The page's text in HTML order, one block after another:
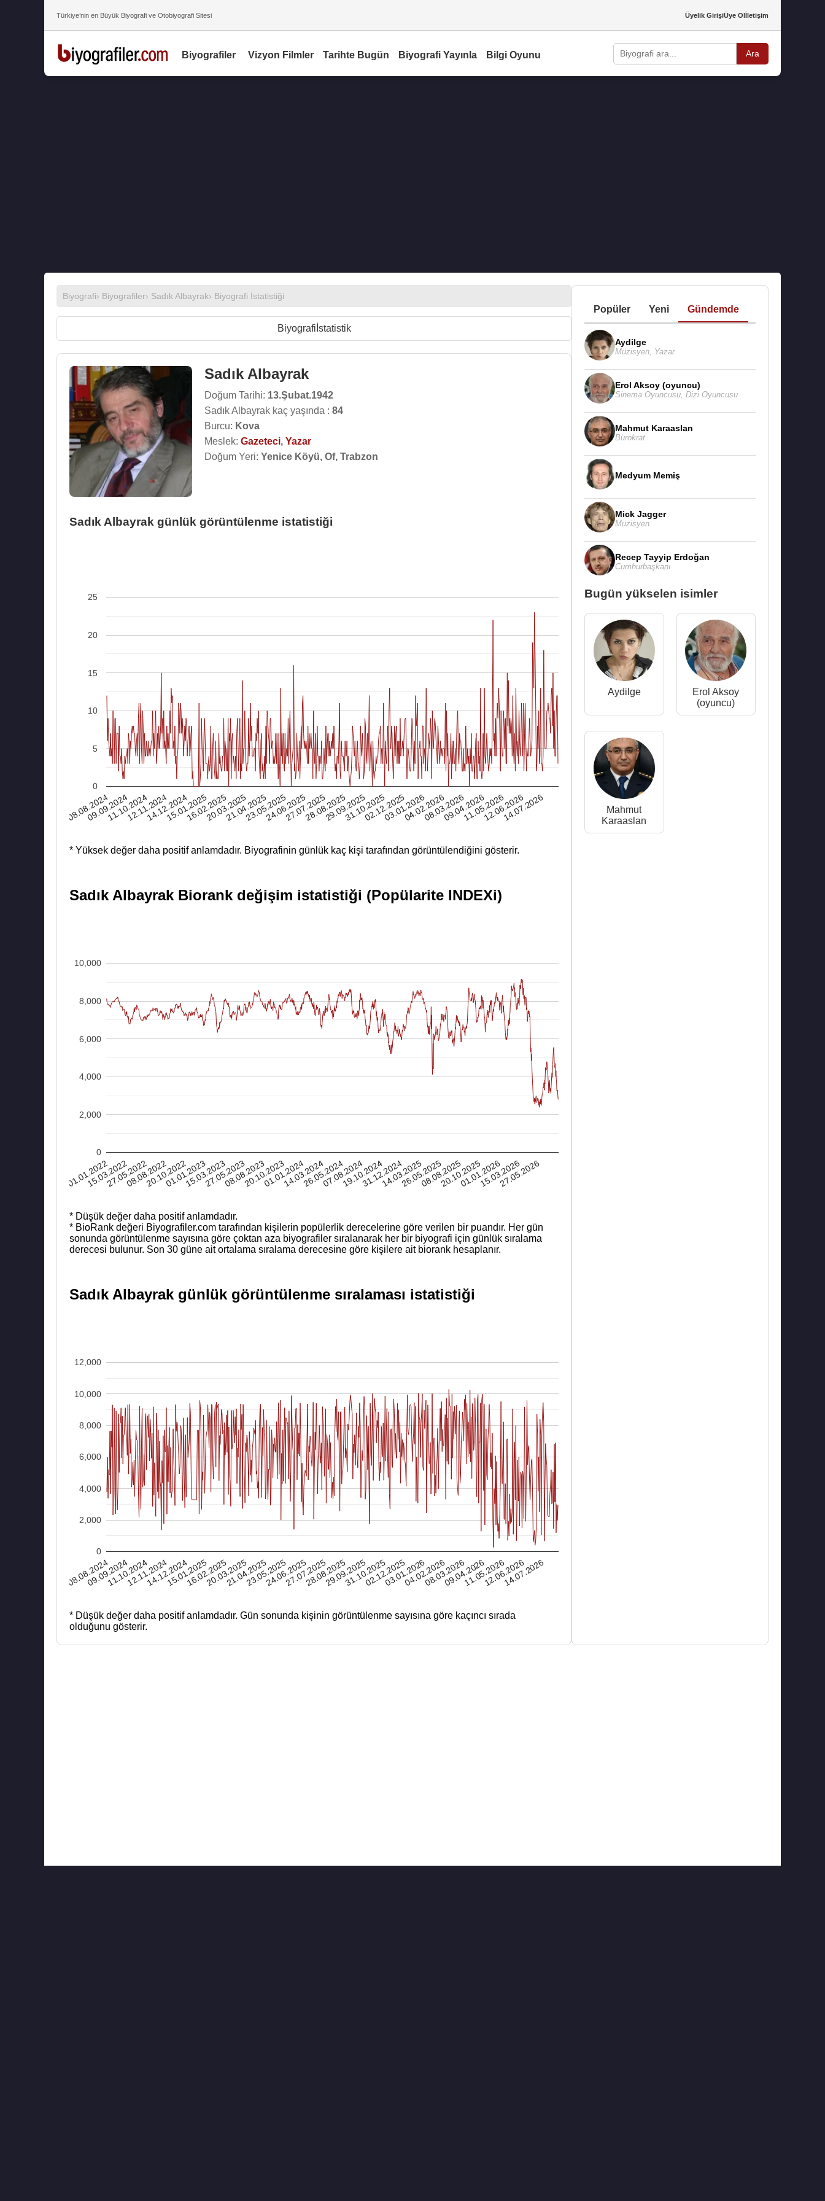
Türkiye’nin en Büyük Biyografi ve Otobiyografi Sitesi Üyelik GirişiÜye Olİletişim
Biyografiler Vizyon Filmler Tarihte Bugün Biyografi Yayınla Bilgi Oyunu Ara
Biyografi› Biyografiler› Sadık Albayrak› Biyografi İstatistiği
Biyografi İstatistik
Sadık Albayrak
Doğum Tarihi: 13.Şubat.1942
Sadık Albayrak kaç yaşında : 84
Burcu: Kova
Meslek: Gazeteci, Yazar
Doğum Yeri: Yenice Köyü, Of, Trabzon
Sadık Albayrak günlük görüntülenme istatistiği
08.08.2024
09.09.2024
11.10.2024
12.11.2024
14.12.2024
15.01.2025
16.02.2025
20.03.2025
21.04.2025
23.05.2025
24.06.2025
27.07.2025
28.08.2025
29.09.2025
31.10.2025
02.12.2025
03.01.2026
04.02.2026
08.03.2026
09.04.2026
11.05.2026
12.06.2026
14.07.2026
0
5
10
15
20
25
* Yüksek değer daha positif anlamdadır. Biyografinin günlük kaç kişi tarafından görüntülendiğini gösterir.
Sadık Albayrak Biorank değişim istatistiği (Popülarite INDEXi)
01.01.2022
15.03.2022
27.05.2022
08.08.2022
20.10.2022
01.01.2023
15.03.2023
27.05.2023
08.08.2023
20.10.2023
01.01.2024
14.03.2024
26.05.2024
07.08.2024
19.10.2024
31.12.2024
14.03.2025
26.05.2025
08.08.2025
20.10.2025
01.01.2026
15.03.2026
27.05.2026
0
2,000
4,000
6,000
8,000
10,000
* Düşük değer daha positif anlamdadır.
* BioRank değeri Biyografiler.com tarafından kişilerin popülerlik derecelerine göre verilen bir puandır. Her gün
sonunda görüntülenme sayısına göre çoktan aza biyografiler sıralanarak her bir biyografi için günlük sıralama
derecesi bulunur. Son 30 güne ait ortalama sıralama derecesine göre kişilere ait biorank hesaplanır.
Sadık Albayrak günlük görüntülenme sıralaması istatistiği
08.08.2024
09.09.2024
11.10.2024
12.11.2024
14.12.2024
15.01.2025
16.02.2025
20.03.2025
21.04.2025
23.05.2025
24.06.2025
27.07.2025
28.08.2025
29.09.2025
31.10.2025
02.12.2025
03.01.2026
04.02.2026
08.03.2026
09.04.2026
11.05.2026
12.06.2026
14.07.2026
0
2,000
4,000
6,000
8,000
10,000
12,000
* Düşük değer daha positif anlamdadır. Gün sonunda kişinin görüntülenme sayısına göre kaçıncı sırada
olduğunu gösterir.
Popüler Yeni Gündemde
Aydilge
Müzisyen Yazar
Erol Aksoy (oyuncu)
Sinema Oyuncusu Dizi Oyuncusu
Mahmut Karaaslan
Bürokrat
Medyum Memiş
Mick Jagger
Müzisyen
Recep Tayyip Erdoğan
Cumhurbaşkanı
Bugün yükselen isimler
Aydilge
Erol Aksoy
(oyuncu)
Mahmut
Karaaslan